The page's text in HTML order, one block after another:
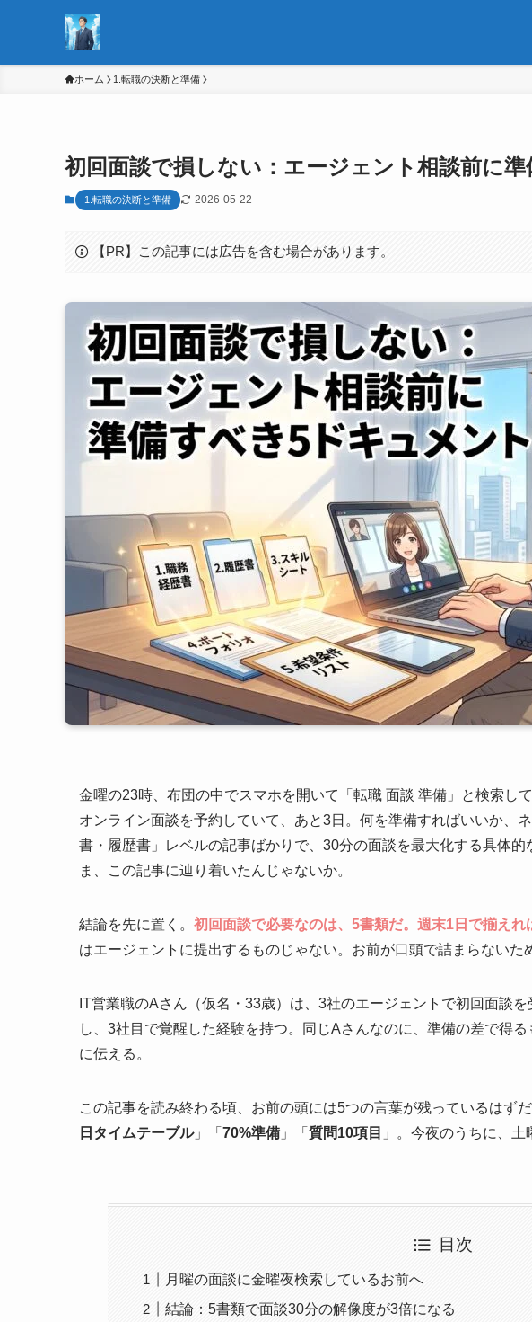
ホーム 1.転職の決断と準備
初回面談で損しない：エージェント相談前に
1.転職の決断と準備 2026-05-22
【PR】この記事には広告を含む場合があります。
金曜の23時、布団の中でスマホを開いて「転職 面談 準備」と検索し
オンライン面談を予約していて、あと3日。何を準備すればいいか、
書・履歴書」レベルの記事ばかりで、30分の面談を最大化する具体
ま、この記事に辿り着いたんじゃないか。
結論を先に置く。 初回面談で必要なのは、5書類だ。週末1日で揃えれ
はエージェントに提出するものじゃない。お前が口頭で詰まらないた
IT営業職のAさん（仮名・33歳）は、3社のエージェントで初回面談
し、3社目で覚醒した経験を持つ。同じAさんなのに、準備の差で得
に伝える。
この記事を読み終わる頃、お前の頭には5つの言葉が残っているはずだ
日タイムテーブル」「 70%準備 」「 質問10項目 」。今夜のうちに、土
目次
月曜の面談に金曜夜検索しているお前へ
結論：5書類で面談30分の解像度が3倍になる